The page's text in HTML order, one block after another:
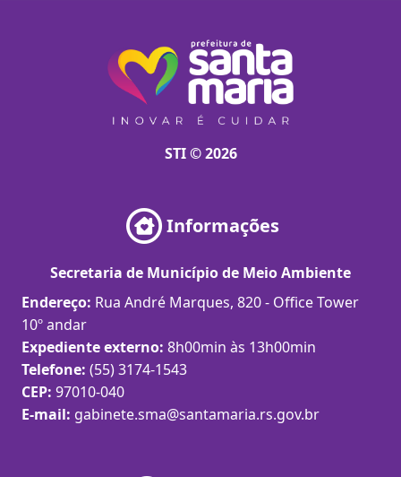
STI © 2026
Informações
Secretaria de Município de Meio Ambiente
Endereço: Rua André Marques, 820 - Office Tower
10º andar
Expediente externo: 8h00min às 13h00min
Telefone: (55) 3174-1543
CEP: 97010-040
E-mail: gabinete.sma@santamaria.rs.gov.br